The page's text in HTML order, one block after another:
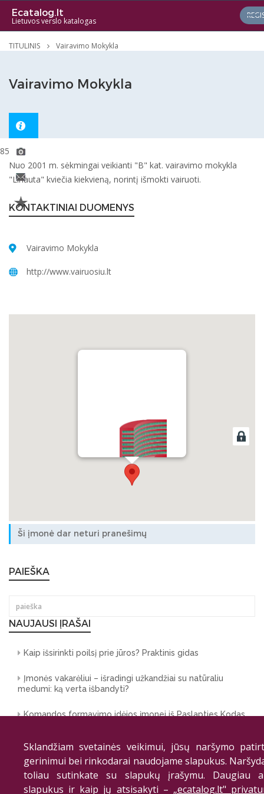
Sklandžiam svetainės veikimui, jūsų naršymo
gerinimui bei rinkodarai naudojame slapukus.
toliau sutinkate su slapukų įrašymu. Daugiau
slapukus ir kaip jų atsisakyti – „ecatalog.lt"
Ecatalog.lt
Lietuvos verslo katalogas
TITULINIS Vairavimo Mokykla
Vairavimo Mokykla
853
Nuo 2001 m. sėkmingai veikianti "B" kat. vairavimo mokykla
"Linauta" kviečia kiekvieną, norintį išmokti vairuoti.
KONTAKTINIAI DUOMENYS
Vairavimo Mokykla
http://www.vairuosiu.lt
Vairavimo Mokykla
Ši įmonė dar neturi pranešimų
PAIEŠKA
NAUJAUSI ĮRAŠAI
Kaip išsirinkti poilsį prie jūros? Praktinis gidas
Įmonės vakarėliui – išradingi užkandžiai su natūraliu
medumi: ką verta išbandyti?
Komandos formavimo idėjos įmonei iš Paslapties Kodas
Hallux valgus ir pėdos deformacijos pavojai vairuotojams